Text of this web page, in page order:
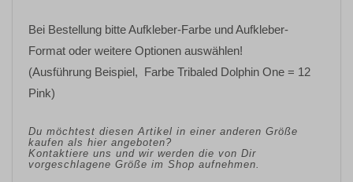
Bei Bestellung bitteAufkleber-Farbe undAufkleber-
Format oder weitere Optionen auswählen!
(Ausführung Beispiel, Farbe Tribaled Dolphin One = 12
Pink)
Du möchtest diesen Artikel in einer anderen Größe
kaufen als hier angeboten?
Kontaktiere uns und wir werden die von Dir
vorgeschlagene Größe im Shop aufnehmen.